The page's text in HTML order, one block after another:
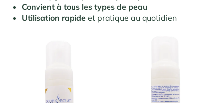
Convient à tous les types de peau
Utilisation rapide et pratique au quotidien